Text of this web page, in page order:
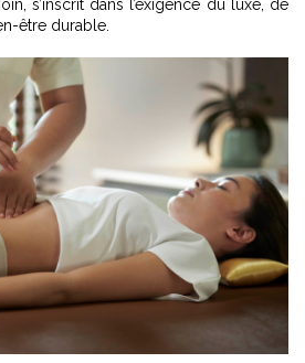
s’inscrit dans l’exigence du luxe, de
être durable.